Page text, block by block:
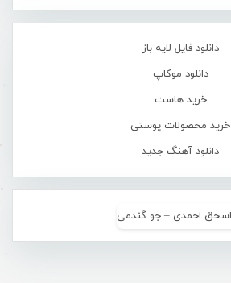
دانلود فایل لایه باز
دانلود موکاپ
خرید هاست
خرید محصولات پوستی
دانلود آهنگ جدید